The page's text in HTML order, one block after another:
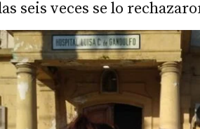
seis veces se lo